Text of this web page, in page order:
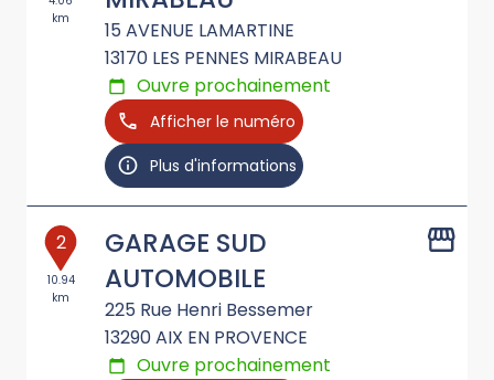
km
15 AVENUE LAMARTINE
13170 LES PENNES MIRABEAU
Ouvre prochainement
Afficher le numéro
Plus d'informations
2
10.94
km
GARAGE SUD
AUTOMOBILE
225 Rue Henri Bessemer
13290AIX EN PROVENCE
Ouvre prochainement